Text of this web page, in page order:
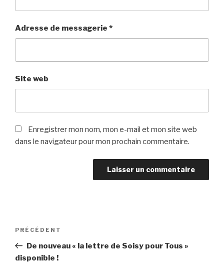
Adresse de messagerie *
Site web
Enregistrer mon nom, mon e-mail et mon site web
dans le navigateur pour mon prochain commentaire.
Navigation
l’article
Article
précédent
PRÉCÉDENT
De nouveau « la lettre de Soisy pour Tous »
disponible !